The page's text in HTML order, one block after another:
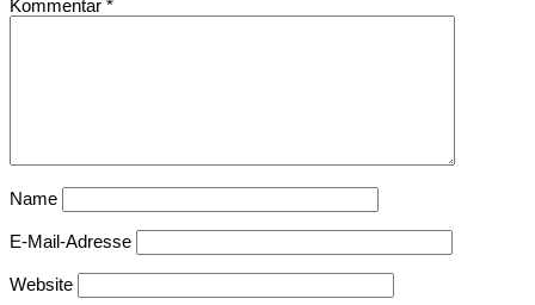
Kommentar *
Name
E-Mail-Adresse
Website